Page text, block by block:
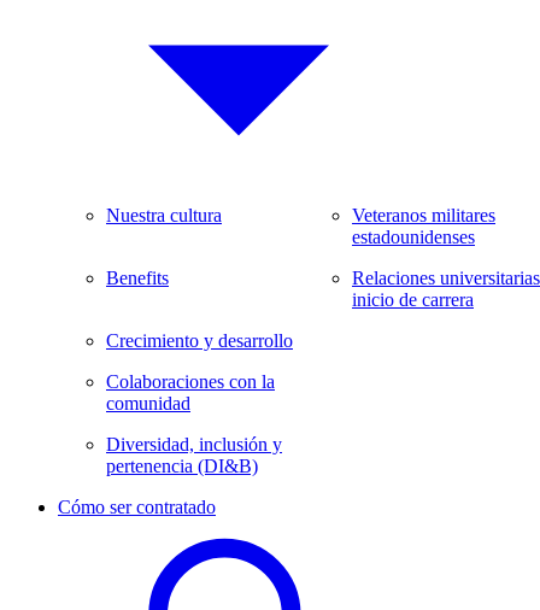
Nuestra cultura
Benefits
Crecimiento y desarrollo
Colaboraciones con la
comunidad
Diversidad, inclusión y
pertenencia (DI&B)
Veteranos militares
estadounidenses
Relaciones
inicio de carrera
Cómo ser contratado